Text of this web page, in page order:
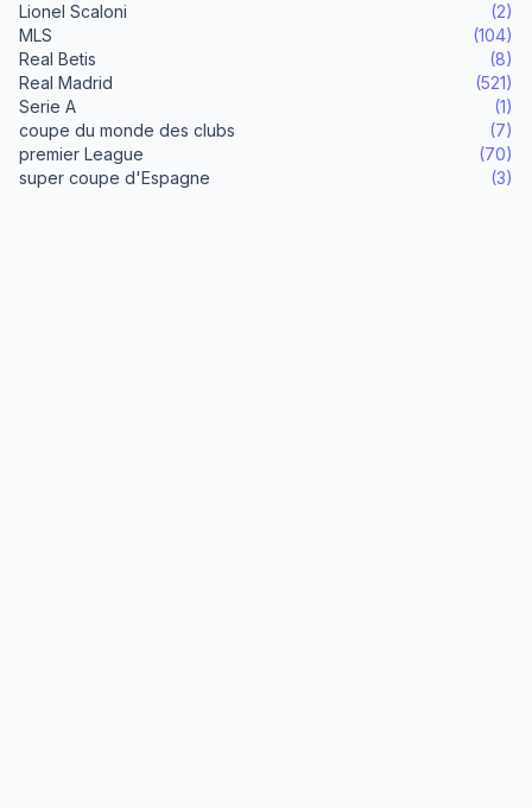
Lionel Scaloni
(2)
MLS
(104)
Real Betis
(8)
Real Madrid
(521)
Serie A
(1)
coupe du monde des clubs
(7)
premier League
(70)
super coupe d'Espagne
(3)